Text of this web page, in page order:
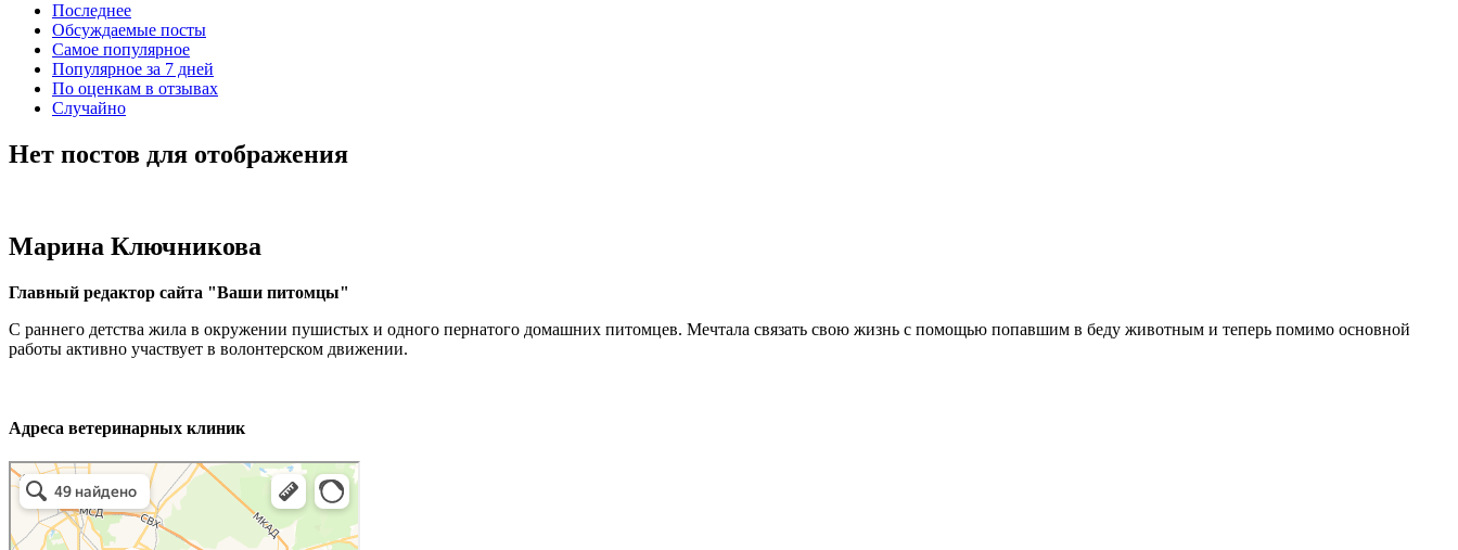
Последнее
Обсуждаемые посты
Самое популярное
Популярное за 7 дней
По оценкам в отзывах
Случайно
Нет постов для отображения
Марина Ключникова
Главный редактор сайта "Ваши питомцы"
С раннего детства жила в окружении пушистых и одного пернатого домашних питомцев. Мечтала связать свою жизнь с помощью попавшим в беду животным и теперь помимо основной
работы активно участвует в волонтерском движении.
Адреса ветеринарных клиник